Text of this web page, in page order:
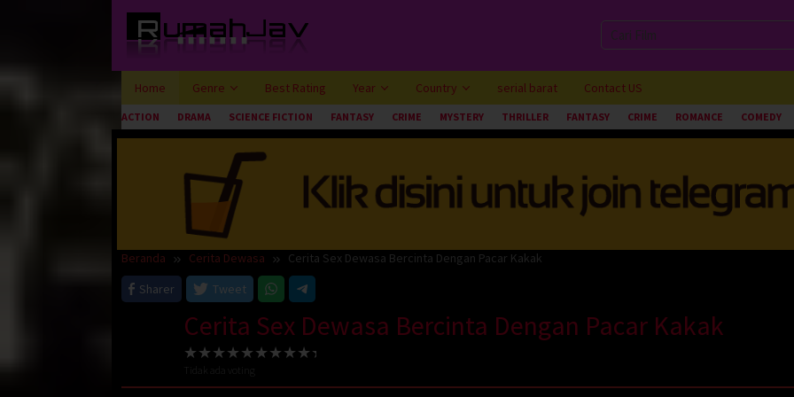
Home Genre Best Rating Year Country serial barat Contact US
ACTION DRAMA SCIENCE FICTION FANTASY CRIME MYSTERY THRILLER FANTASY CRIME ROMANCE COMEDY
Beranda Cerita Dewasa
Cerita Sex Dewasa Bercinta Dengan Pacar Kakak
Sharer
Tweet
Cerita Sex Dewasa Bercinta Dengan Pacar Kakak
Tidak ada voting